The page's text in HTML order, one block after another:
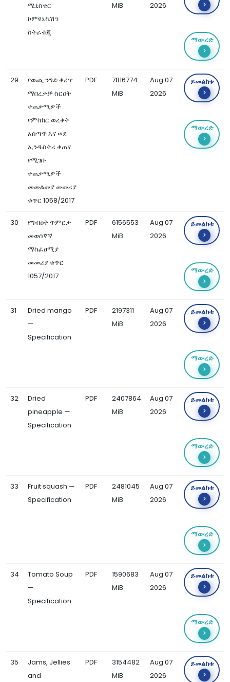
ሚኒስቴር
ኮምዩኒኬሽን
ስትራቴጂ
MiB
2026
ማውረድ
29
የወጪ ንግድ ቀረጥ
ማበረታቻ ስርዐት
ተጠቃሚዎች
የምስክር ወረቀት
አሰጣጥ እና ወደ
ኢንዱስትሪ ቀጠና
የሚገቡ
ተጠቃሚዎች
መመልመያ መመሪያ
ቁጥር 1058/2017
PDF
7816774
MiB
Aug 07
2026
ይመልከቱ
ማውረድ
30
የግብዐት ጥምርታ
መወሰኛኛ
ማስፈፀሚያ
መመሪያ ቁጥር
1057/2017
PDF
6156553
MiB
Aug 07
2026
ይመልከቱ
ማውረድ
31
Dried mango
—
Specification
PDF
2197311
MiB
Aug 07
2026
ይመልከቱ
ማውረድ
32
Dried
pineapple —
Specification
PDF
2407864
MiB
Aug 07
2026
ይመልከቱ
ማውረድ
33
Fruit squash —
Specification
PDF
2481045
MiB
Aug 07
2026
ይመልከቱ
ማውረድ
34
Tomato Soup
—
Specification
PDF
1590683
MiB
Aug 07
2026
ይመልከቱ
ማውረድ
35
Jams, Jellies
and
PDF
3154482
MiB
Aug 07
2026
ይመልከቱ